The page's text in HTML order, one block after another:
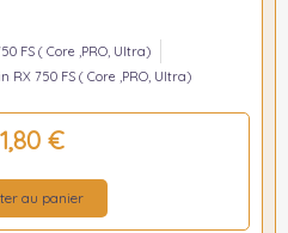
FS ( Core ,PRO, Ultra)
RX 750 FS ( Core ,PRO, Ultra)
€
au panier